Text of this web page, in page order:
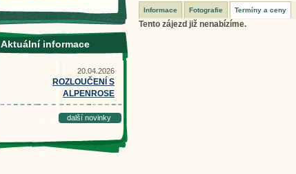
Informace Fotografie Termíny a ceny
Tento zájezd již nenabízíme.
Aktuální informace
20.04.2026
ROZLOUČENÍ S
ALPENROSE
další novinky